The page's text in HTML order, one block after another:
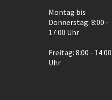
Montag bis
Donnerstag: 8:00 -
17:00 Uhr
Freitag: 8:00 - 14:00
Uhr